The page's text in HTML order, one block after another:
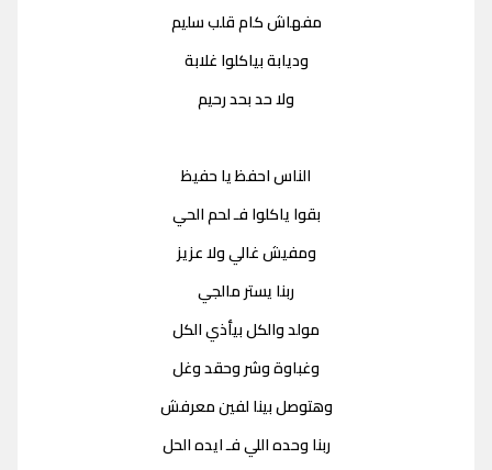
مفهاش كام قلب سليم
وديابة بياكلوا غلابة
ولا حد بحد رحيم
الناس احفظ يا حفيظ
بقوا ياكلوا فـ لحم الحي
ومفيش غالي ولا عزيز
ربنا يستر مالجي
مولد والكل بيأذي الكل
وغباوة وشر وحقد وغل
وهتوصل بينا لفين معرفش
ربنا وحده اللي فـ ايده الحل